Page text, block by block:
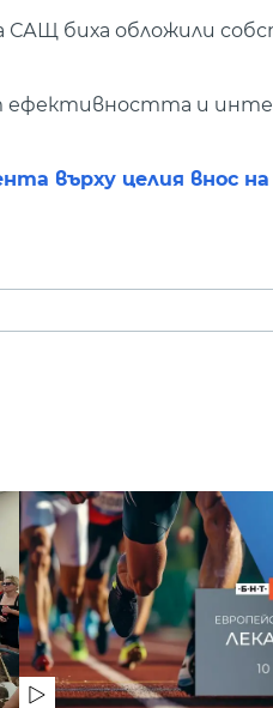
биха обложили
ефективността и
върху целия внос